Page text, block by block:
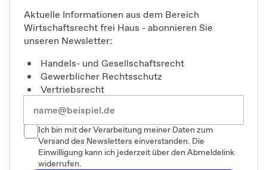
Aktuelle Informationen aus dem Bereich
Wirtschaftsrecht frei Haus - abonnieren Sie
unseren Newsletter:
Handels- und Gesellschaftsrecht
Gewerblicher Rechtsschutz
Vertriebsrecht
Ich bin mit der Verarbeitung meiner Daten zum
Versand des Newsletters einverstanden. Die
Einwilligung kann ich jederzeit über den Abmeldelink
widerrufen.